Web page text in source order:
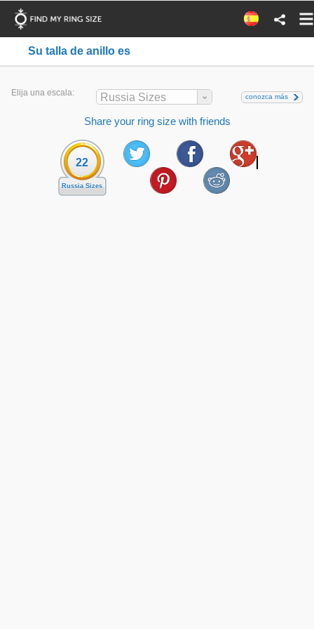
Su talla de anillo es
Elija una escala: Russia Sizes conozca más
Share your ring size with friends
22
Russia Sizes